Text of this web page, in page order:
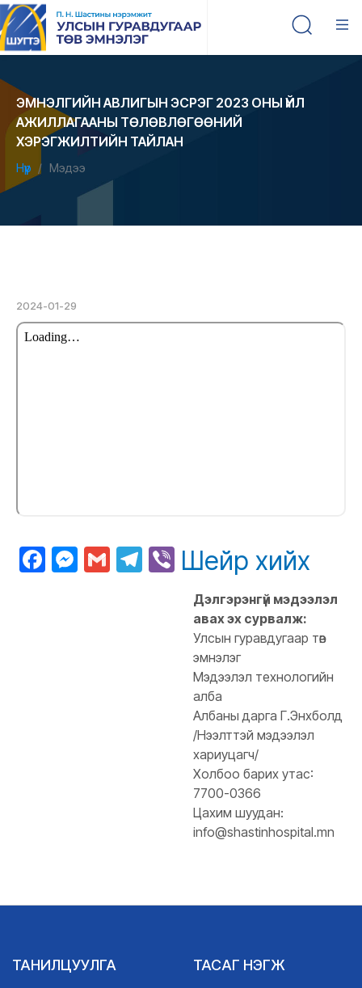
ЭМНЭЛГИЙН АВЛИГЫН ЭСРЭГ 2023 ОНЫ ҮЙЛ
АЖИЛЛАГААНЫ ТӨЛӨВЛӨГӨӨНИЙ
ХЭРЭГЖИЛТИЙН ТАЙЛАН
Нүүр Мэдээ
2024-01-29
Facebook
Messenger
GmailTelegram
Viber
Шейр хийх
Дэлгэрэнгүй мэдээлэл
авах эх сурвалж:
Улсын гуравдугаар төв
эмнэлэг
Мэдээлэл технологийн
алба
Албаны дарга Г.Энхболд
/Нээлттэй мэдээлэл
хариуцагч/
Холбоо барих утас:
7700-0366
Цахим шуудан:
info@shastinhospital.mn
ТАНИЛЦУУЛГА ТАСАГ НЭГЖ